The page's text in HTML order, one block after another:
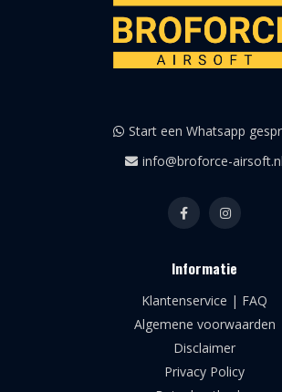
Start een Whatsapp
info@broforce-airsoft.nl
Informatie
Klantenservice | FAQ
Algemene voorwaarden
Disclaimer
Privacy Policy